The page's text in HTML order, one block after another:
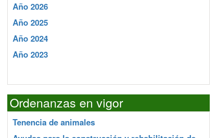
Año 2026
Año 2025
Año 2024
Año 2023
Ordenanzas en vigor
Tenencia de animales